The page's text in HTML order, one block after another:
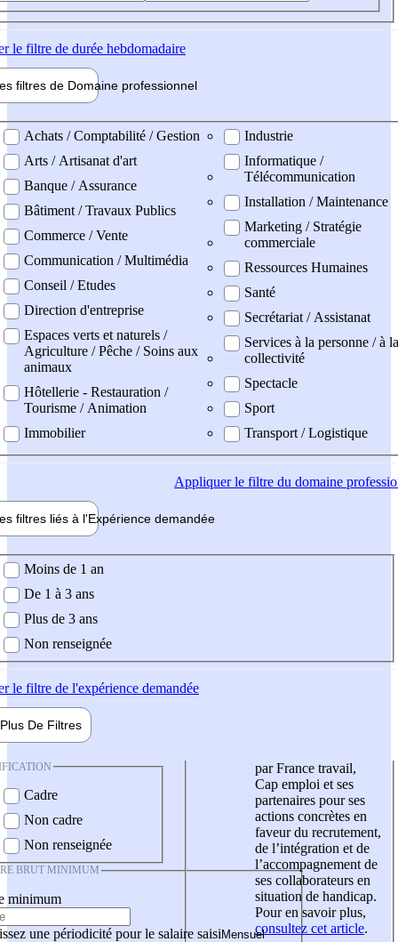
le filtre de durée hebdomadaire
filtres de Domaine professionnel
professionel
Achats / Comptabilité / Gestion
Arts / Artisanat d'art
Banque / Assurance
Bâtiment / Travaux Publics
Commerce / Vente
Communication / Multimédia
Conseil / Etudes
Direction d'entreprise
Espaces verts et naturels /
Agriculture / Pêche / Soins aux
animaux
Hôtellerie - Restauration /
Tourisme / Animation
Immobilier
Industrie
Informatique /
Télécommunication
Installation / Maintenance
Marketing / Stratégie
commerciale
Ressources Humaines
Santé
Secrétariat / Assistanat
Services à la personne / à la
collectivité
Spectacle
Sport
Transport / Logistique
Appliquerle filtre du domaine
filtres liés à l'Expérience demandée
demandée
Moins de 1 an
De 1 à 3 ans
Plus de 3 ans
Non renseignée
le filtre de l'expérience demandée
Plus De Filtres
Cadre
Non cadre
Non renseignée
BRUT MINIMUM
minimum
une périodicité pour le salaire saisi
par France travail,
Cap emploi et ses
partenaires pour ses
actions concrètes en
faveur du recrutement,
de l’intégration et de
l’accompagnement de
ses collaborateurs en
situation de handicap.
Pour en savoir plus,
consultez cet article.